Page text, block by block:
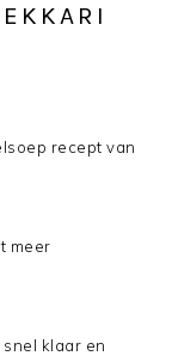
recept van
meer
klaar en